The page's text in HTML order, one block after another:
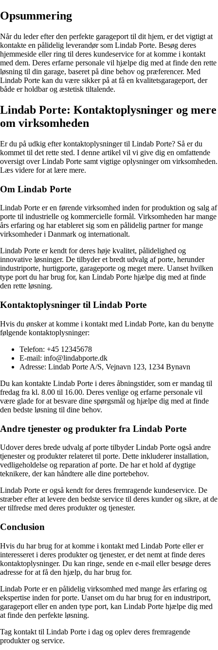
Opsummering
Når du leder efter den perfekte garageport til dit hjem, er det vigtigt at
kontakte en pålidelig leverandør som Lindab Porte. Besøg deres
hjemmeside eller ring til deres kundeservice for at komme i kontakt
med dem. Deres erfarne personale vil hjælpe dig med at finde den rette
løsning til din garage, baseret på dine behov og præferencer. Med
Lindab Porte kan du være sikker på at få en kvalitetsgarageport, der
både er holdbar og æstetisk tiltalende.
Lindab Porte: Kontaktoplysninger og mere
om virksomheden
Er du på udkig efter kontaktoplysninger til Lindab Porte? Så er du
kommet til det rette sted. I denne artikel vil vi give dig en omfattende
oversigt over Lindab Porte samt vigtige oplysninger om virksomheden.
Læs videre for at lære mere.
Om Lindab Porte
Lindab Porte er en førende virksomhed inden for produktion og salg af
porte til industrielle og kommercielle formål. Virksomheden har mange
års erfaring og har etableret sig som en pålidelig partner for mange
virksomheder i Danmark og internationalt.
Lindab Porte er kendt for deres høje kvalitet, pålidelighed og
innovative løsninger. De tilbyder et bredt udvalg af porte, herunder
industriporte, hurtigporte, garageporte og meget mere. Uanset hvilken
type port du har brug for, kan Lindab Porte hjælpe dig med at finde
den rette løsning.
Kontaktoplysninger til Lindab Porte
Hvis du ønsker at komme i kontakt med Lindab Porte, kan du benytte
følgende kontaktoplysninger:
Telefon: +45 12345678
E-mail: info@lindabporte.dk
Adresse: Lindab Porte A/S, Vejnavn 123, 1234 Bynavn
Du kan kontakte Lindab Porte i deres åbningstider, som er mandag til
fredag ​​fra kl. 8.00 til 16.00. Deres venlige og erfarne personale vil
være glade for at besvare dine spørgsmål og hjælpe dig med at finde
den bedste løsning til dine behov.
Andre tjenester og produkter fra Lindab Porte
Udover deres brede udvalg af porte tilbyder Lindab Porte også andre
tjenester og produkter relateret til porte. Dette inkluderer installation,
vedligeholdelse og reparation af porte. De har et hold af dygtige
teknikere, der kan håndtere alle dine portebehov.
Lindab Porte er også kendt for deres fremragende kundeservice. De
stræber efter at levere den bedste service til deres kunder og sikre, at de
er tilfredse med deres produkter og tjenester.
Conclusion
Hvis du har brug for at komme i kontakt med Lindab Porte eller er
interesseret i deres produkter og tjenester, er det nemt at finde deres
kontaktoplysninger. Du kan ringe, sende en e-mail eller besøge deres
adresse for at få den hjælp, du har brug for.
Lindab Porte er en pålidelig virksomhed med mange års erfaring og
ekspertise inden for porte. Uanset om du har brug for en industriport,
garageport eller en anden type port, kan Lindab Porte hjælpe dig med
at finde den perfekte løsning.
Tag kontakt til Lindab Porte i dag og oplev deres fremragende
produkter og service.